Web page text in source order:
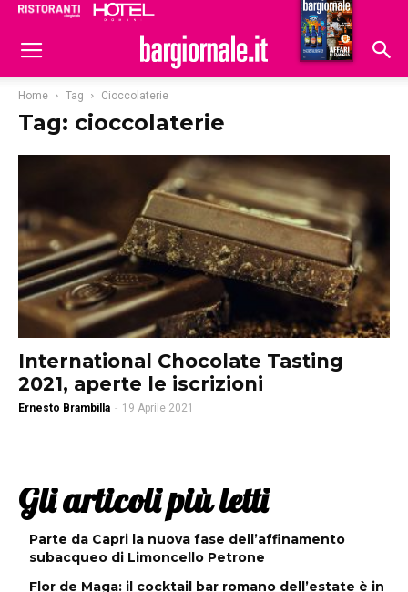
Hoteldomani
Home Tag Cioccolaterie
Tag: cioccolaterie
International Chocolate Tasting
2021, aperte le iscrizioni
Ernesto Brambilla - 19 Aprile 2021
Gli articoli più letti
Parte da Capri la nuova fase dell’affinamento
subacqueo di Limoncello Petrone
Flor de Maga: il cocktail bar romano dell’estate è in